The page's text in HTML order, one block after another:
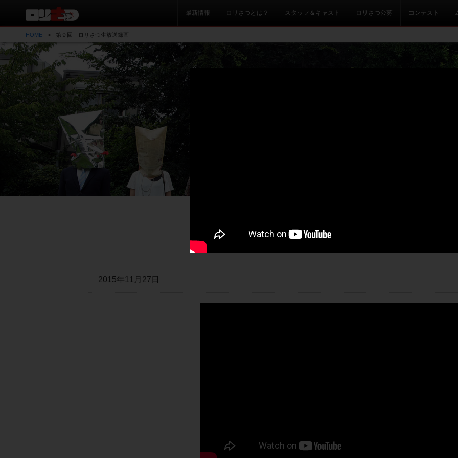
最新情報 ロリさつとは？ スタッフ＆キャスト ロリさつ公募 コンテスト
HOME 第９回 ロリさつ生放送録画
第９回 ロリさつ生放送録
2015年11月27日